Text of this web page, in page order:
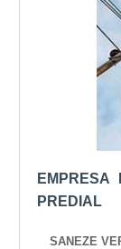
dependem
EMPRESA
PREDIAL
SANEZE